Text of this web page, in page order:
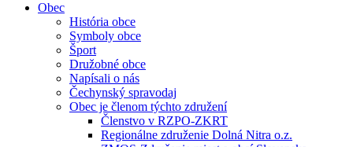
Obec
História obce
Symboly obce
Šport
Družobné obce
Napísali o nás
Čechynský spravodaj
Obec je členom týchto združení
Členstvo v RZPO-ZKRT
Regionálne združenie Dolná Nitra o.z.